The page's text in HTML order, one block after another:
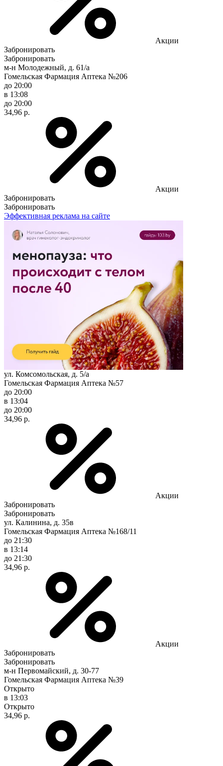
Акции
Забронировать
Забронировать
м-н Молодежный, д. 61/а
Гомельская Фармация Аптека №206
до 20:00
в 13:08
до 20:00
34,96 р.
Акции
Забронировать
Забронировать
Эффективная реклама на сайте
ул. Комсомольская, д. 5/а
Гомельская Фармация Аптека №57
до 20:00
в 13:04
до 20:00
34,96 р.
Акции
Забронировать
Забронировать
ул. Калинина, д. 35в
Гомельская Фармация Аптека №168/11
до 21:30
в 13:14
до 21:30
34,96 р.
Акции
Забронировать
Забронировать
м-н Первомайский, д. 30-77
Гомельская Фармация Аптека №39
Открыто
в 13:03
Открыто
34,96 р.